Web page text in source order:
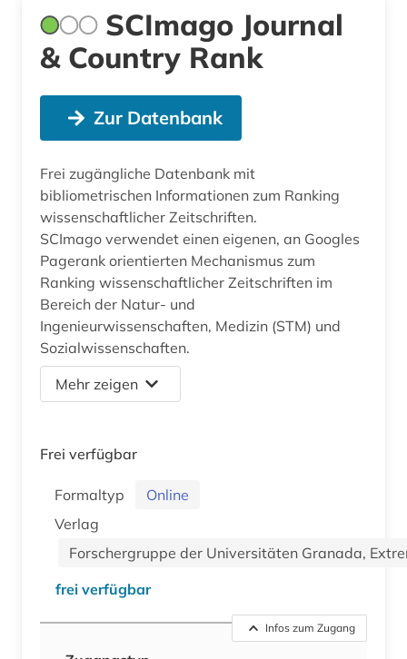
SCImago Journal
& Country Rank
Zur Datenbank
Frei zugängliche Datenbank mit
bibliometrischen Informationen zum Ranking
wissenschaftlicher Zeitschriften.
SCImago verwendet einen eigenen, an Googles
Pagerank orientierten Mechanismus zum
Ranking wissenschaftlicher Zeitschriften im
Bereich der Natur- und
Ingenieurwissenschaften, Medizin (STM) und
Sozialwissenschaften.
Mehr zeigen
Frei verfügbar
Formaltyp
Online
Verlag
Forschergruppe der Universitäten Granada,
frei verfügbar
Infos zum Zugang